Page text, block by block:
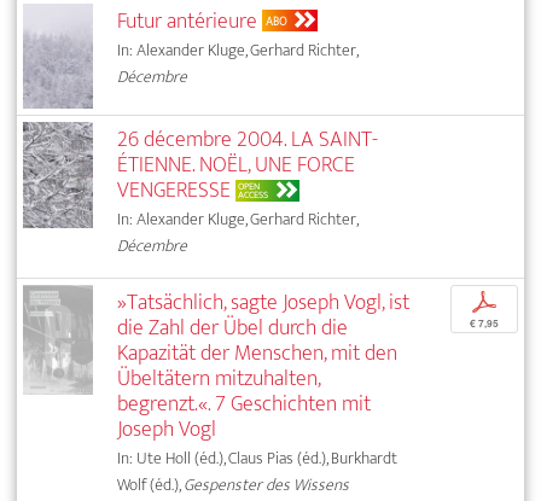
Futur antérieure ABO
In: Alexander Kluge, Gerhard Richter,
Décembre
26 décembre 2004. LA SAINT-
ÉTIENNE. NOËL, UNE FORCE
VENGERESSE OPEN
ACCESS
In: Alexander Kluge, Gerhard Richter,
Décembre
»Tatsächlich, sagte Joseph Vogl, ist
die Zahl der Übel durch die
Kapazität der Menschen, mit den
Übeltätern mitzuhalten,
begrenzt.«. 7 Geschichten mit
Joseph Vogl
In: Ute Holl (éd.), Claus Pias (éd.), Burkhardt
Wolf (éd.),Gespenster des Wissens
p
€ 7,95